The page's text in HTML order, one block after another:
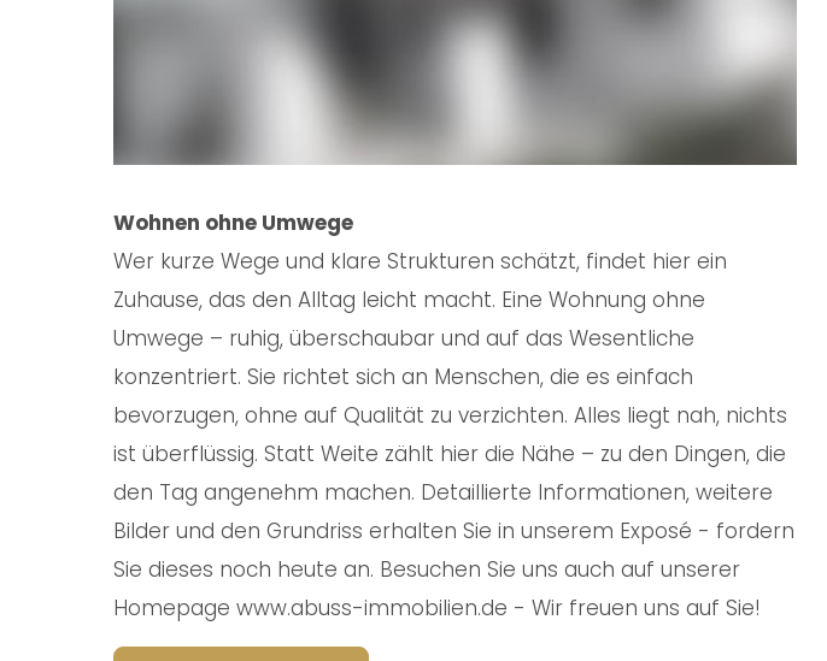
Wohnen ohne Umwege
Wer kurze Wege und klare Strukturen schätzt, findet hier ein
Zuhause, das den Alltag leicht macht. Eine Wohnung ohne
Umwege – ruhig, überschaubar und auf das Wesentliche
konzentriert. Sie richtet sich an Menschen, die es einfach
bevorzugen, ohne auf Qualität zu verzichten. Alles liegt nah, nichts
ist überflüssig. Statt Weite zählt hier die Nähe – zu den Dingen, die
den Tag angenehm machen. Detaillierte Informationen, weitere
Bilder und den Grundriss erhalten Sie in unserem Exposé - fordern
Sie dieses noch heute an. Besuchen Sie uns auch auf unserer
Homepage www.abuss-immobilien.de - Wir freuen uns auf Sie!